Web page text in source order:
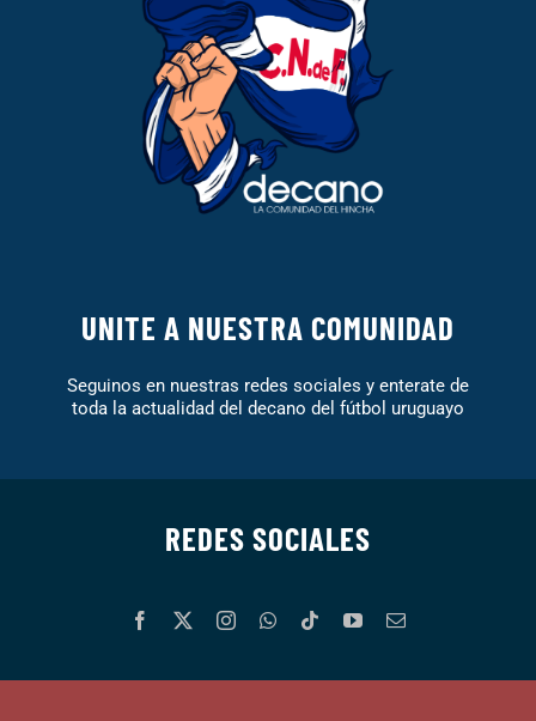
UNITE A NUESTRA COMUNIDAD
Seguinos en nuestras redes sociales y enterate de
toda la actualidad del decano del fútbol uruguayo
REDES SOCIALES